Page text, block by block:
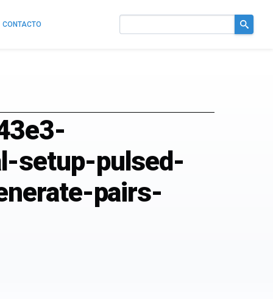
CONTACTO
setup-pulsed-
pairs-